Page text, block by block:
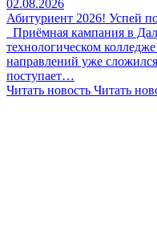
02.08.2026
Абитуриент 2026! Успей
Приёмная кампания в
технологическом
направлений уже
поступает…
Читать новость Читать